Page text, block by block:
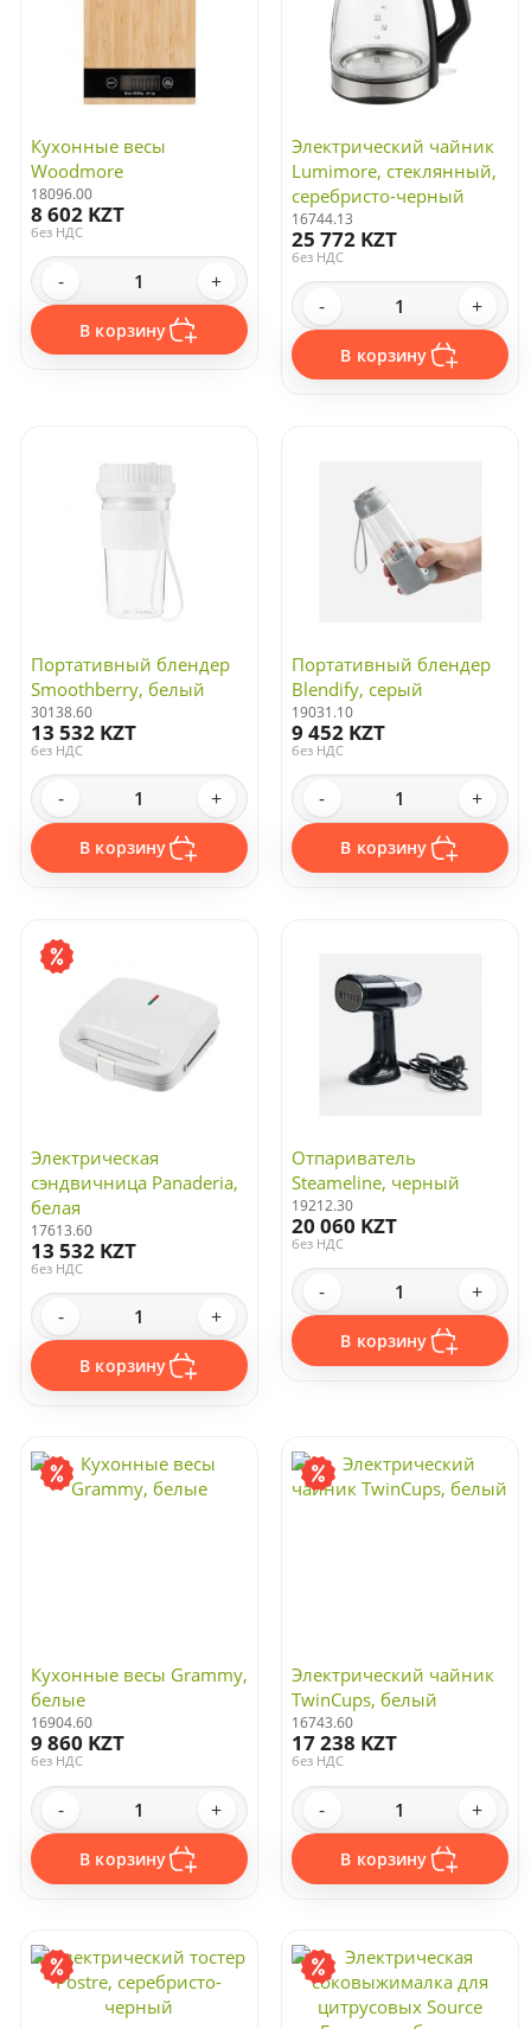
Устройства для беспроводной зарядки
Устройства хранения
Кухонные весы
Woodmore
18096.00
8 602 KZT
без НДС
- +
В корзину
Электрический чайник
Lumimore, стеклянный,
серебристо-черный
16744.13
25 772 KZT
без НДС
- +
В корзину
Портативный блендер
Smoothberry, белый
30138.60
13 532 KZT
без НДС
- +
В корзину
Портативный блендер
Blendify, серый
19031.10
9 452 KZT
без НДС
- +
В корзину
Электрическая
сэндвичница Panaderia,
белая
17613.60
13 532 KZT
без НДС
- +
В корзину
Отпариватель
Steameline, черный
19212.30
20 060 KZT
без НДС
- +
В корзину
Кухонные весы Grammy,
белые
16904.60
9 860 KZT
без НДС
- +
В корзину
Электрический чайник
TwinCups, белый
16743.60
17 238 KZT
без НДС
- +
В корзину